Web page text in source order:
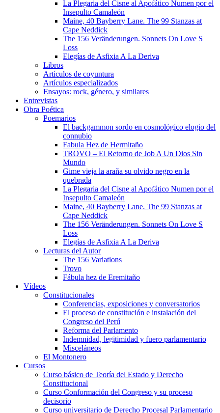
La Plegaria del Cisne al Apofático Numen por el
Insepulto Camaleón
Maine, 40 Bayberry Lane. The 99 Stanzas at
Cape Neddick
The 156 Veränderungen. Sonnets On Love S
Loss
Elegías de Asfixia A La Deriva
Libros
Artículos de coyuntura
Artículos especializados
Ensayos: rock, género, y similares
Entrevistas
Obra Poética
Poemarios
El backgammon sordo en cosmológico elogio del
connubio
Fabula Hez de Hermitaño
TROVO – El Retorno de Job A Un Dios Sin
Mundo
Gime vieja la araña su olvido negro en la
quebrada
La Plegaria del Cisne al Apofático Numen por el
Insepulto Camaleón
Maine, 40 Bayberry Lane. The 99 Stanzas at
Cape Neddick
The 156 Veränderungen. Sonnets On Love S
Loss
Elegías de Asfixia A La Deriva
Lecturas del Autor
The 156 Variations
Trovo
Fábula hez de Eremitaño
Vídeos
Constitucionales
Conferencias, exposiciones y conversatorios
El proceso de constitución e instalación del
Congreso del Perú
Reforma del Parlamento
Indemnidad, legitimidad y fuero parlamentario
Misceláneos
El Montonero
Cursos
Curso básico de Teoría del Estado y Derecho
Constitucional
Curso Conformación del Congreso y su proceso
decisorio
Curso universitario de Derecho Procesal Parlamentario